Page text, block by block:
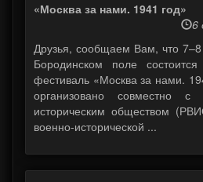
«Москва за нами. 1941 год»
6
Друзья, сообщаем Вам, что 7–8
Бородинском поле состоится
фестиваль «Москва за нами.
организовано совместно с
историческим обществом
военно-исторической ...